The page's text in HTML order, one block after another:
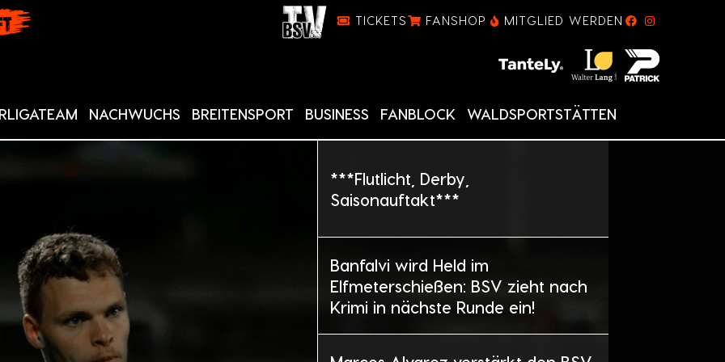
TICKETS FANSHOP MITGLIED WERDEN
NACHWUCHS BREITENSPORT BUSINESS FANBLOCK WALDSPORTSTÄTTEN
***Flutlicht, Derby,
Saisonauftakt***
Banfalvi wird Held im
Elfmeterschießen: BSV zieht nach
Krimi in nächste Runde ein!